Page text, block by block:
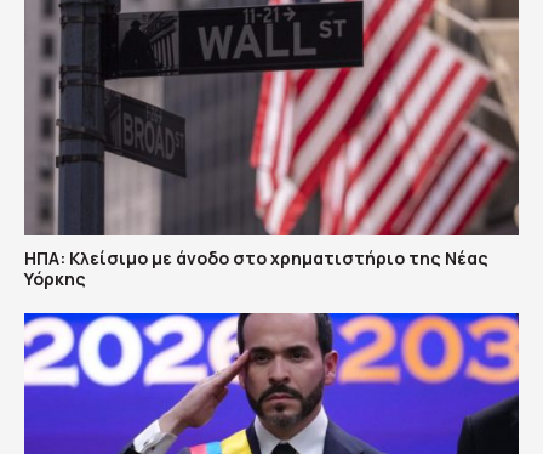
ΗΠΑ: Κλείσιμο με άνοδο στο χρηματιστήριο της Νέας
Υόρκης